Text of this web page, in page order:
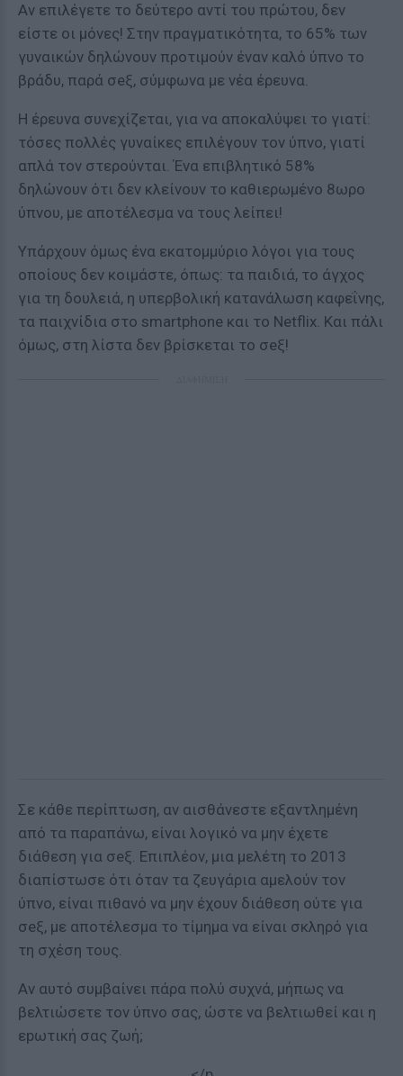
Αν επιλέγετε το δεύτερο αντί του πρώτου, δεν
είστε οι μόνες! Στην πραγματικότητα, το 65% των
γυναικών δηλώνουν προτιμούν έναν καλό ύπνο το
βράδυ, παρά σeξ, σύμφωνα με νέα έρευνα.
Η έρευνα συνεχίζεται, για να αποκαλύψει το γιατί:
τόσες πολλές γυναίκες επιλέγουν τον ύπνο, γιατί
απλά τον στερούνται. Ένα επιβλητικό 58%
δηλώνουν ότι δεν κλείνουν το καθιερωμένο 8ωρο
ύπνου, με αποτέλεσμα να τους λείπει!
Υπάρχουν όμως ένα εκατομμύριο λόγοι για τους
οποίους δεν κοιμάστε, όπως: τα παιδιά, το άγχος
για τη δουλειά, η υπερβολική κατανάλωση καφεΐνης,
τα παιχνίδια στο smartphone και το Netflix. Και πάλι
όμως, στη λίστα δεν βρίσκεται το σeξ!
Σε κάθε περίπτωση, αν αισθάνεστε εξαντλημένη
από τα παραπάνω, είναι λογικό να μην έχετε
διάθεση για σeξ. Επιπλέον, μια μελέτη το 2013
διαπίστωσε ότι όταν τα ζευγάρια αμελούν τον
ύπνο, είναι πιθανό να μην έχουν διάθεση ούτε για
σeξ, με αποτέλεσμα το τίμημα να είναι σκληρό για
τη σχέση τους.
Αν αυτό συμβαίνει πάρα πολύ συχνά, μήπως να
βελτιώσετε τον ύπνο σας, ώστε να βελτιωθεί και η
εpωτική σας ζωή;